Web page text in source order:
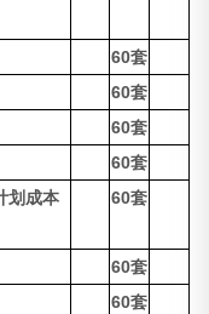
60套
60套
60套
60套
划成本
60套
60套
60套